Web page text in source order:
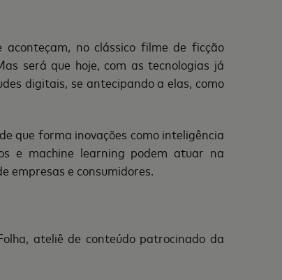
no clássico filme de ficção
será que hoje, com as tecnologias já
digitais, se antecipando a elas, como
que forma inovações como inteligência
e machine learning podem atuar na
empresas e consumidores.
ateliê de conteúdo patrocinado da